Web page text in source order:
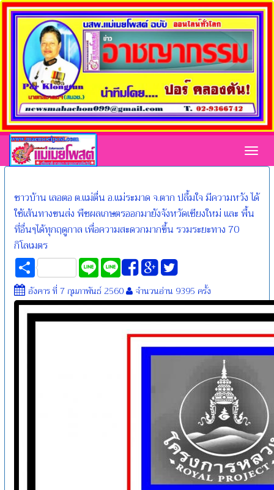
ชาวบ้าน เลอตอ ต.แม่ตื่น อ.แม่ระมาด จ.ตาก ปลื้มใจ มีความหวัง ได้
ใช้เส้นทางขนส่ง พืชผลเกษตรออกมายังจังหวัดเชียงใหม่ และ พื้น
ที่อื่นๆได้ทุกฤดูกาล เพื่อความสะดวกมากขึ้น รวมระยะทาง 70
กิโลเมตร
Share
LineLine
อังคาร ที่ 7 กุมภาพันธ์ 2560 จำนวนอ่าน 9395 ครั้ง